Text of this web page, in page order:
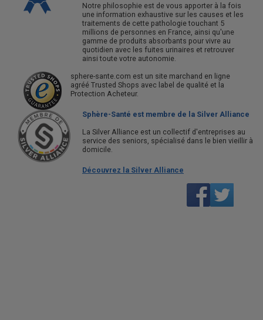
Notre philosophie est de vous apporter à la fois
une information exhaustive sur les causes et les
traitements de cette pathologie touchant 5
millions de personnes en France, ainsi qu'une
gamme de produits absorbants pour vivre au
quotidien avec les fuites urinaires et retrouver
ainsi toute votre autonomie.
sphere-sante.com est un site marchand en ligne
agréé Trusted Shops avec label de qualité et la
Protection Acheteur.
Sphère-Santé est membre de la Silver Alliance
La Silver Alliance est un collectif d'entreprises au
service des seniors, spécialisé dans le bien vieillir à
domicile.
Découvrez la Silver Alliance